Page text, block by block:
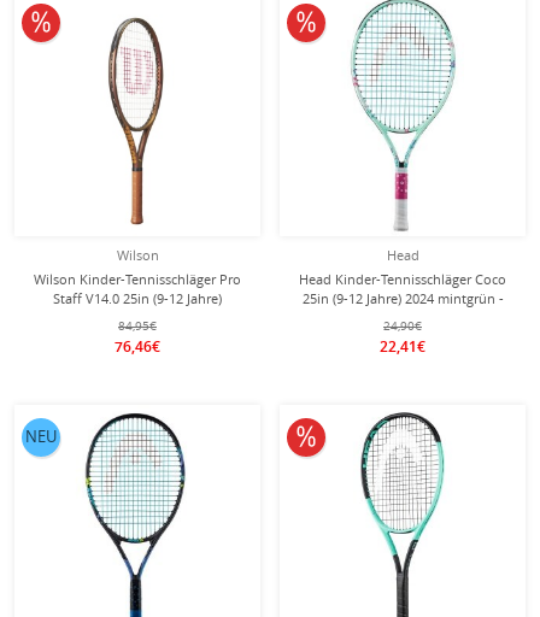
Wilson
Wilson Kinder-Tennisschläger Pro
Staff V14.0 25in (9-12 Jahre)
bronzebraun - besaitet -
84,95€
76,46€
10% reduziert
Head
Head Kinder-Tennisschläger Coco
25in (9-12 Jahre) 2024 mintgrün -
besaitet -
24,90€
22,41€
10% reduziert
NEU 10% reduziert